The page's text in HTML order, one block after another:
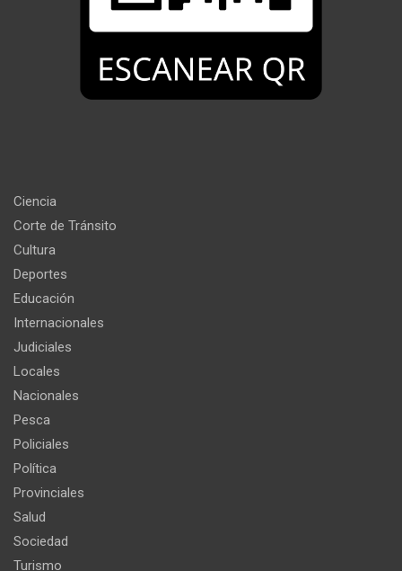
Ciencia
Corte de Tránsito
Cultura
Deportes
Educación
Internacionales
Judiciales
Locales
Nacionales
Pesca
Policiales
Política
Provinciales
Salud
Sociedad
Turismo